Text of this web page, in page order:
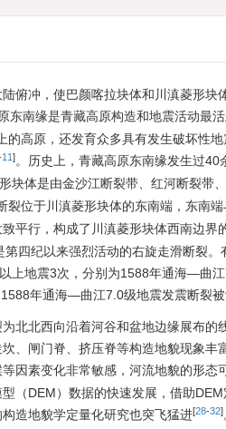
俯冲，使巴颜喀拉块体和川滇菱形
东南缘是青藏高原构造和地震活动最
的高原，还发育众多具有发生破坏性
11]。历史上，青藏高原东南缘发生过40
块体是由金沙江断裂带、红河断裂
裂位于川滇菱形块体的东南端，东南
平行，构成了川滇菱形块体西南边界
第四纪以来强烈活动的右旋走滑断裂
上地震3次，分别为1588年通海—曲
1588年通海—曲江7.0级地震发震断裂
北北西向沿着河谷和盆地边缘展布
、闸门脊、挤压脊等构造地貌现象
因素变化非常敏感，河流地貌的形态
（DEM）数据的快速发展，借助
造地貌学定量化研究也突飞猛进[28-32]